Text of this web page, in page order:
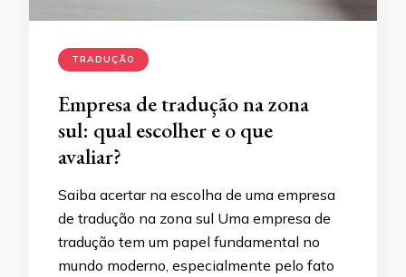
TRADUÇÃO
Empresa de tradução na zona
sul: qual escolher e o que
avaliar?
Saiba acertar na escolha de uma empresa
de tradução na zona sul Uma empresa de
tradução tem um papel fundamental no
mundo moderno, especialmente pelo fato